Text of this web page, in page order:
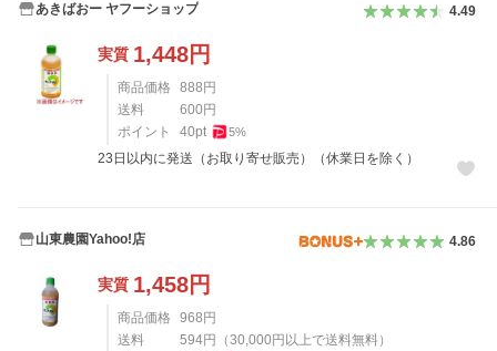
あきばおー ヤフーショップ 4.49
実質 1,448円
商品価格 888 円
送料
600 円
ポイント
40pt 5%
23日以内に発送（お取り寄せ販売）（休業日を除く）
山東農園Yahoo!店 4.86
実質 1,458円
商品価格 968 円
送料
594円 （30,000 円以上で送料無料）